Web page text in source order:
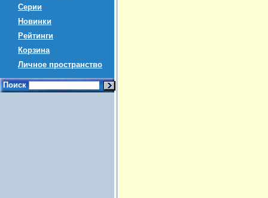
Серии
Новинки
Рейтинги
Корзина
Личное пространство
Поиск